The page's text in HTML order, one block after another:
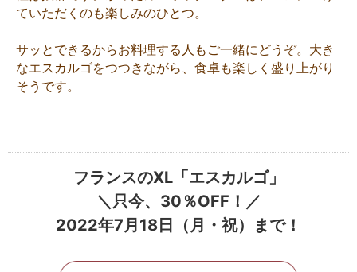
ていただくのも楽しみのひとつ。
サッとできるからお料理する人もご一緒にどうぞ。大き
なエスカルゴをつつきながら、食卓も楽しく盛り上がり
そうです。
フランスのXL「エスカルゴ」
＼只今、30％OFF！／
2022年7月18日（月・祝）まで！